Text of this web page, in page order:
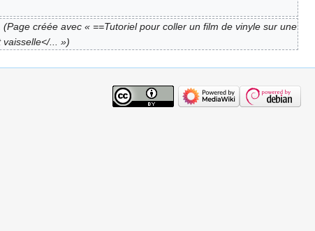
(Page créée avec « ==Tutoriel pour coller un film de vinyle sur une
... »)